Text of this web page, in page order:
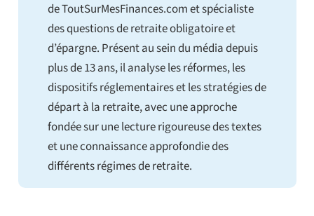
de ToutSurMesFinances.com et spécialiste
des questions de retraite obligatoire et
d’épargne. Présent au sein du média depuis
plus de 13 ans, il analyse les réformes, les
dispositifs réglementaires et les stratégies de
départ à la retraite, avec une approche
fondée sur une lecture rigoureuse des textes
et une connaissance approfondie des
différents régimes de retraite.